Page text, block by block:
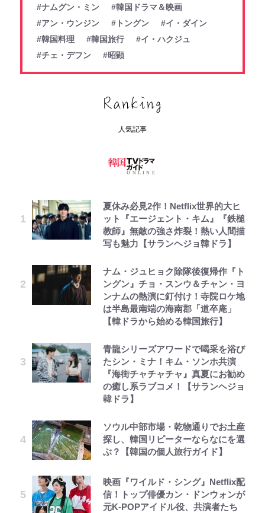
#ナムグン・ミン
#韓国ドラマ＆映画
#アン・ウンジン
#トングン
#イ・ダイン
#韓国料理
#韓国旅行
#イ・ハクジュ
#チェ・デフン
#昭顕
人気記事
夏休み必見2作！Netflix世界的大ヒ
ット『エージェント・キム』『鉄槌
教師』無敵の強さ炸裂！熱い人間描
写も魅力【サランヘジョ韓ドラ】
ナム・ジュヒョク除隊後復帰作『ト
ングン』チョ・スンウ＆チャン・ヨ
ンナムの熱演に釘付け！寺院ロケ地
は半島最南端の海南郡「道卒庵」
【韓ドラから始める韓国旅行】
青龍シリーズアワードで喝采を浴び
たシン・ミナ！キム・ソンホ共演
『海街チャチャチャ』真夏にお勧め
の癒し系ラブコメ！【サランヘジョ
韓ドラ】
ソウル中部市場・乾物通りでお土産
探し、韓国リピーターならなにを選
ぶ？【韓国の個人旅行ガイド】
映画『ワイルド・シング』Netflix配
信！トップ俳優カン・ドンウォンが
元K-POPアイドル役、共演者たち